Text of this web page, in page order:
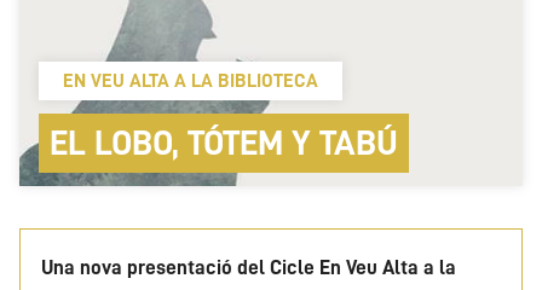
EN VEU ALTA A LA BIBLIOTECA
EL LOBO, TÓTEM Y TABÚ
Una nova presentació del Cicle En Veu Alta a la